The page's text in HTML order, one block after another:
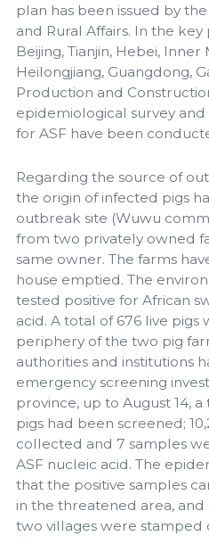
plan has been issued by
and Rural Affairs. In the
Beijing, Tianjin, Hebei, Inner
Heilongjiang, Guangdong,
Production and
epidemiological survey
for ASF have been
Regarding the source of
the origin of infected pigs
outbreak site (Wuwu
from two privately owned
same owner. The farms
house emptied. The
tested positive for African
acid. A total of 676 live
periphery of the two pig
authorities and institutions
emergency screening
province, up to August 14,
pigs had been screened;
collected and 7 samples
ASF nucleic acid. The
that the positive samples
in the threatened area,
two villages were stamped